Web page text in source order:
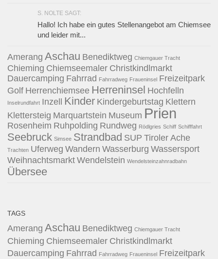
S. NOLTE SAGT:
Hallo! Ich habe ein gutes Stellenangebot am Chiemsee
und leider mit...
Amerang Aschau Benediktweg Chiemgauer Tracht
Chieming Chiemseemaler Christkindlmarkt
Dauercamping Fahrrad Fahrradweg Fraueninsel Freizeitpark
Golf Herrenchiemsee Herreninsel Hochfelln
Inselrundfahrt Inzell Kinder Kindergeburtstag Klettern
Klettersteig Marquartstein Museum Prien
Rosenheim Ruhpolding Rundweg Rödlgries Schiff Schifffahrt
Seebruck Simsee Strandbad SUP Tiroler Ache
Trachten Uferweg Wandern Wasserburg Wassersport
Weihnachtsmarkt Wendelstein Wendelsteinzahnradbahn
Übersee
TAGS
Amerang Aschau Benediktweg Chiemgauer Tracht
Chieming Chiemseemaler Christkindlmarkt
Dauercamping Fahrrad Fahrradweg Fraueninsel Freizeitpark